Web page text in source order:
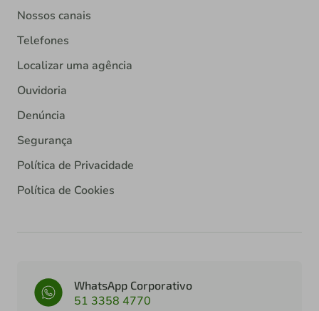
Nossos canais
Telefones
Localizar uma agência
Ouvidoria
Denúncia
Segurança
Política de Privacidade
Política de Cookies
WhatsApp Corporativo
51 3358 4770